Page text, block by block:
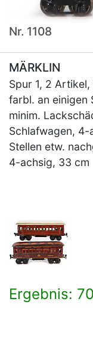
Nr. 1108
MÄRKLIN
Spur 1, 2
farbl. an einigen
minim.
Schlafwagen, 4-
Stellen etw.
4-achsig, 33 cm
Ergebnis: